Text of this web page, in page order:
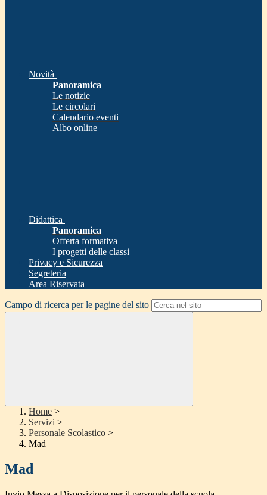
Novità
Panoramica
Le notizie
Le circolari
Calendario eventi
Albo online
Didattica
Panoramica
Offerta formativa
I progetti delle classi
Privacy e Sicurezza
Segreteria
Area Riservata
Campo di ricerca per le pagine del sito
Home >
Servizi >
Personale Scolastico >
Mad
Mad